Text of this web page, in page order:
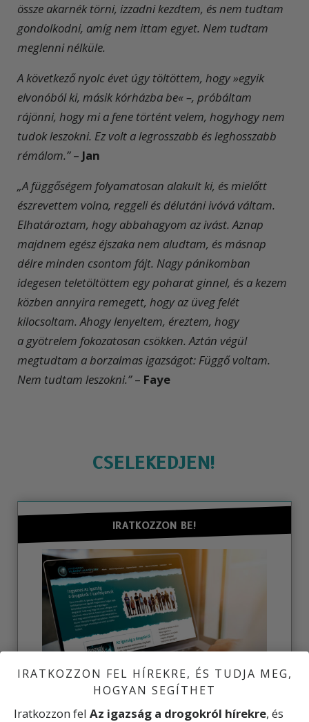
össze akarnék törni, izzadni kezdtem, és nem tudtam
gondolkodni, amíg nem ittam egyet. Nem tudtam
meglenni nélküle.
A következő nyolc évet úgy töltöttem, hogy »egyik
elvonóból ki, másik kórházba be« –, próbáltam
rájönni, hogy mi a fene történt velem, hogyhogy nem
tudok leszokni. Ez volt a legrosszabb és leghosszabb
rémálom.”– Jan
„A függőségem folyamatosan alakult ki, és mielőtt
észrevettem volna, reggeli és délutáni ivóvá váltam.
Elhatároztam, hogy abbahagyom az ivást. Aznap
majdnem egész éjszaka nem aludtam, és másnap
délre minden csontom fájt. Nagy pánikomban
idegesen teletöltöttem egy poharat ginnel, és a kezem
közben annyira remegett, hogy az üveg felét
kilocsoltam. Ahogy lenyeltem, éreztem, hogy
a gyötrelem fokozatosan csökken. Aztán végül
megtudtam a borzalmas igazságot: Függő voltam.
Nem tudtam leszokni.”– Faye
CSELEKEDJEN!
IRATKOZZON BE!
Ismerje meg az igazságot a drogokról!
IRATKOZZON FEL HÍREKRE, ÉS TUDJA MEG,
HOGYAN SEGÍTHET
Iratkozzon fel Az igazság a drogokról hírekre, és